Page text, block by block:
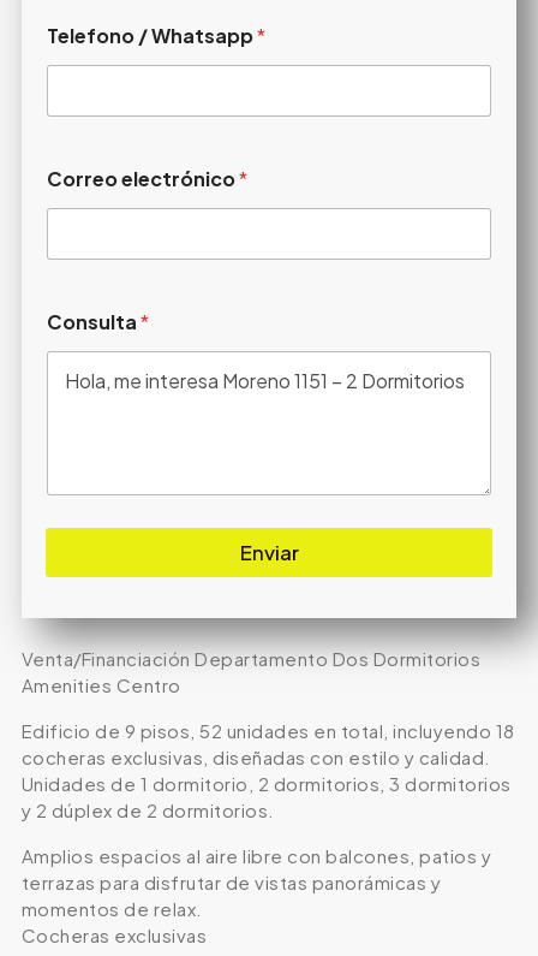
Telefono / Whatsapp*
Correo electrónico*
Consulta*
Enviar
Venta/Financiación Departamento Dos Dormitorios
Amenities Centro
Edificio de 9 pisos, 52 unidades en total, incluyendo 18
cocheras exclusivas, diseñadas con estilo y calidad.
Unidades de 1 dormitorio, 2 dormitorios, 3 dormitorios
y 2 dúplex de 2 dormitorios.
Amplios espacios al aire libre con balcones, patios y
terrazas para disfrutar de vistas panorámicas y
momentos de relax.
Cocheras exclusivas